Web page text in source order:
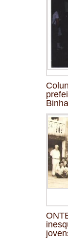
Binha